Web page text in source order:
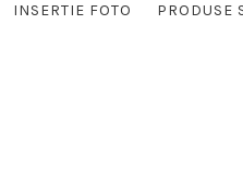
INSERTIE FOTO PRODUSE